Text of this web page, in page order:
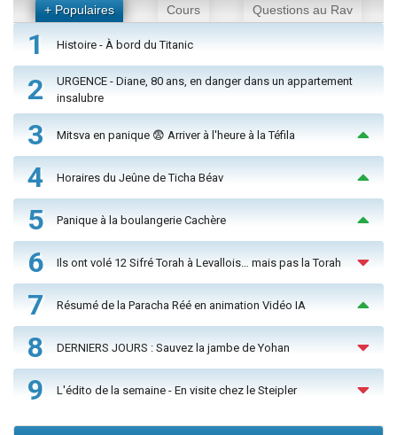
+ Populaires Cours Questions au Rav
1 Histoire - À bord du Titanic
2
URGENCE - Diane, 80 ans, en danger dans un appartement
insalubre
3 Mitsva en panique 😨 Arriver à l'heure à la Téfila
4 Horaires du Jeûne de Ticha Béav
5 Panique à la boulangerie Cachère
6 Ils ont volé 12 Sifré Torah à Levallois… mais pas la Torah
7 Résumé de la Paracha Réé en animation Vidéo IA
8 DERNIERS JOURS : Sauvez la jambe de Yohan
9 L'édito de la semaine - En visite chez le Steipler